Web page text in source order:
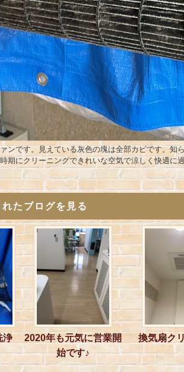
ンです。見えている灰色の塊は全部カビです。
期にクリーニングできれいな空気で涼しく快適に
たブログを見る
浄
2020年も元気に営業開
始です♪
換気扇ク